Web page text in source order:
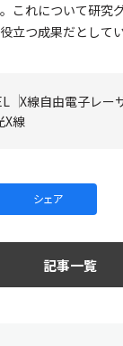
これについて研究
立つ成果だとしてい
X線自由電子レー
X線
シェア
記事一覧